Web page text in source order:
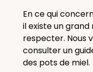
En ce qui
il existe un
respecter. Nous
consulter un
des pots de miel.